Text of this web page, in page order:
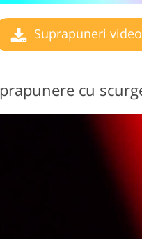
Suprapuneri video